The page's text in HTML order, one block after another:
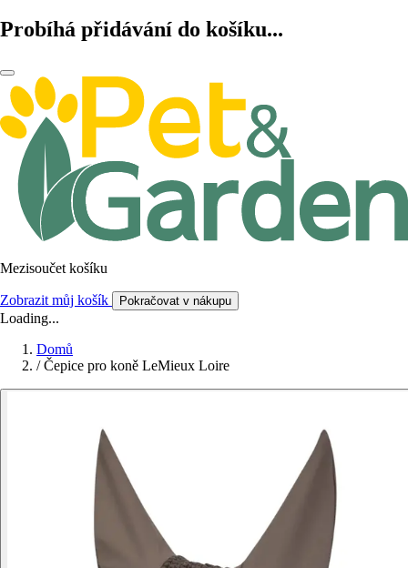
Probíhá přidávání do košíku...
Mezisoučet košíku
Zobrazit můj košík Pokračovat v nákupu
Loading...
Domů
/ Čepice pro koně LeMieux Loire